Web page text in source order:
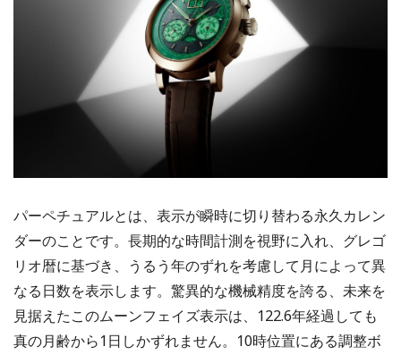
パーペチュアルとは、表示が瞬時に切り替わる永久カレン
ダーのことです。長期的な時間計測を視野に入れ、グレゴ
リオ暦に基づき、うるう年のずれを考慮して月によって異
なる日数を表示します。驚異的な機械精度を誇る、未来を
見据えたこのムーンフェイズ表示は、122.6年経過しても
真の月齢から1日しかずれません。10時位置にある調整ボ